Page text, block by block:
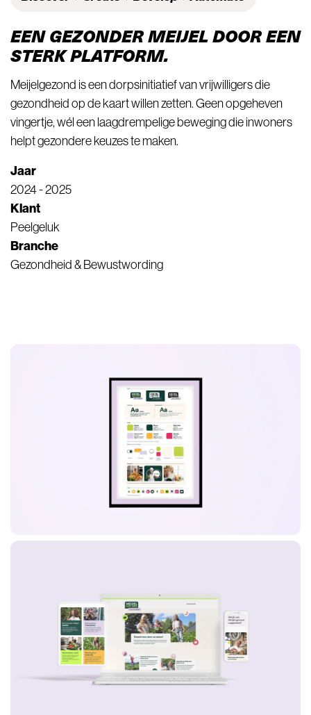
EEN GEZONDER MEIJEL DOOR EEN
STERK PLATFORM.
Meijelgezond is een dorpsinitiatief van vrijwilligers die
gezondheid op de kaart willen zetten. Geen opgeheven
vingertje, wél een laagdrempelige beweging die inwoners
helpt gezondere keuzes te maken.
Jaar
2024 - 2025
Klant
Peelgeluk
Branche
Gezondheid & Bewustwording